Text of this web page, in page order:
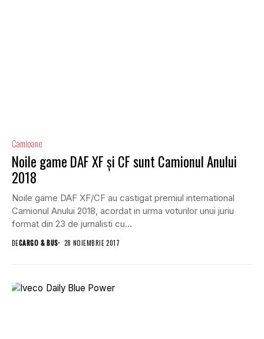
Camioane
Noile game DAF XF și CF sunt Camionul Anului
2018
Noile game DAF XF/CF au castigat premiul international
Camionul Anului 2018, acordat in urma voturilor unui juriu
format din 23 de jurnalisti cu...
DECARGO & BUS 28 NOIEMBRIE 2017